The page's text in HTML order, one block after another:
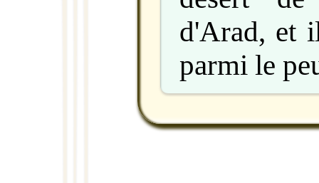
d'Arad, et
parmi le